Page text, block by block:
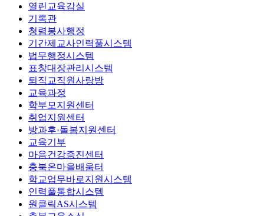
열린교육감실
기록관
청렴봉사행정
기간제교사인력풀시스템
법무행정시스템
표창대장관리시스템
퇴직교직원사랑방
교육과정
학부모지원센터
취업지원센터
방과후·돌봄지원센터
교육기부
마음건강증진센터
충북온마을배움터
학교업무바로지원시스템
인력풀통합시스템
원클릭AS시스템